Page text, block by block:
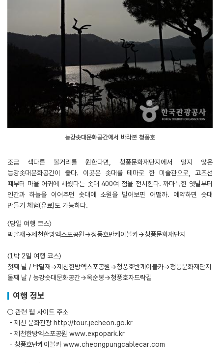
능강솟대문화공간에서 바라본 청풍호
조금 색다른 볼거리를 원한다면, 청풍문화재단지에서 멀지 않은
능강솟대문화공간이 좋다. 이곳은 솟대를 테마로 한 미술관으로, 고조선
때부터 마을 어귀에 세웠다는 솟대 400여 점을 전시한다. 까마득한 옛날부터
인간과 하늘을 이어주던 솟대에 소원을 빌어보면 어떨까. 예약하면 솟대
만들기 체험(유료)도 가능하다.
〈당일 여행 코스〉
박달재→제천한방엑스포공원→청풍호반케이블카→청풍문화재단지
〈1박 2일 여행 코스〉
첫째 날 / 박달재→제천한방엑스포공원→청풍호반케이블카→청풍문화재단지
둘째 날 / 능강솟대문화공간→옥순봉→청풍호자드락길
여행 정보
○ 관련 웹 사이트 주소
- 제천 문화관광 http://tour.jecheon.go.kr
- 제천한방엑스포공원 www.expopark.kr
- 청풍호반케이블카 www.cheongpungcablecar.com